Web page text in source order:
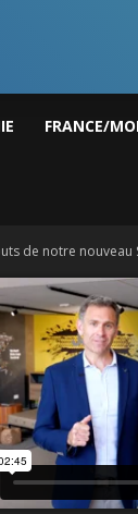
FRANCE/
de notre nouveau